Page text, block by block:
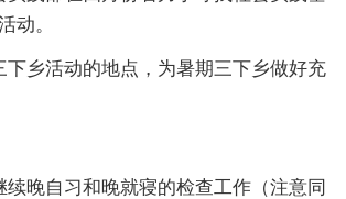
动。
乡活动的地点，为暑期三下乡做好充
晚自习和晚就寝的检查工作（注意同